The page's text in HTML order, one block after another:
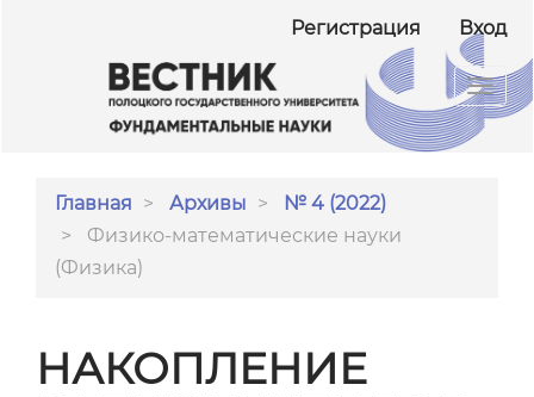
Регистрация Вход
Главная Архивы
№ 4 (2022)
Физико-математические науки
(Физика)
НАКОПЛЕНИЕ